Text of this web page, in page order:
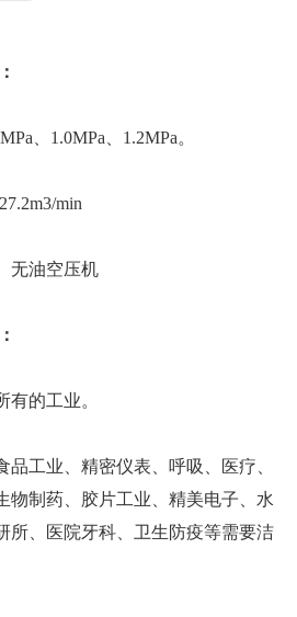
、1.0MPa、1.2MPa。
min
无油空压机
有的工业。
工业、精密仪表、呼吸、医疗、
物制药、胶片工业、精美电子、水
所、医院牙科、卫生防疫等需要洁